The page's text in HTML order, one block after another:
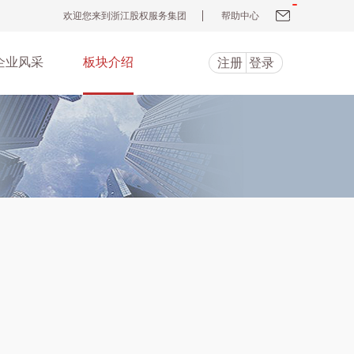
欢迎您来到浙江股权服务集团 帮助中心
业风采 板块介绍 注册 登录